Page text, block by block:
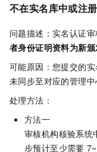
不在实名库中或注
问题描述：实名认证
者身份证明资料为新
可能原因：您提交的
未同步至对应的管理中
处理方法：
方法一
审核机构核验系统
步预计至少需要